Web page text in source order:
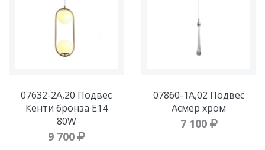
07632-2A,20 Подвес
Кенти бронза E14
80W
9 700
07860-1A,02 Подвес
Асмер хром
7 100